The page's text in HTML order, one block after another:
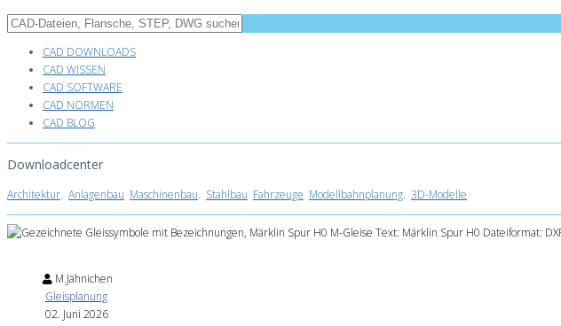
CAD DOWNLOADS
CAD WISSEN
CAD SOFTWARE
CAD NORMEN
CAD BLOG
Downloadcenter
Architektur. Anlagenbau Maschinenbau. Stahlbau Fahrzeuge Modellbahnplanung. 3D-Modelle
M.Jähnichen
Gleisplanung
02. Juni 2026